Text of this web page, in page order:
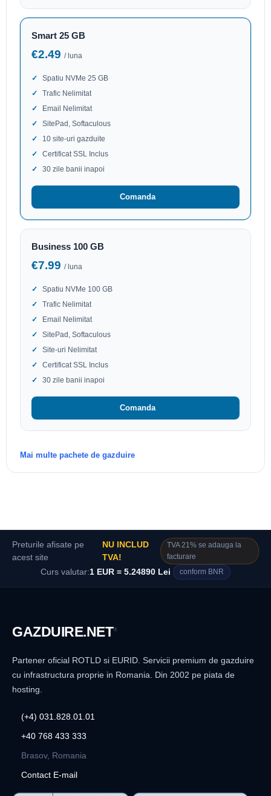
Smart 25 GB
€2.49 / luna
Spatiu NVMe 25 GB
Trafic Nelimitat
Email Nelimitat
SitePad, Softaculous
10 site-uri gazduite
Certificat SSL Inclus
30 zile banii inapoi
Comanda
Business 100 GB
€7.99 / luna
Spatiu NVMe 100 GB
Trafic Nelimitat
Email Nelimitat
SitePad, Softaculous
Site-uri Nelimitat
Certificat SSL Inclus
30 zile banii inapoi
Comanda
Mai multe pachete de gazduire
Preturile afisate pe
acest site
NU INCLUD
TVA!
TVA 21% se adauga la
facturare
Curs valutar:1 EUR = 5.24890 Lei conform BNR
GAZDUIRE.NET®
Partener oficial ROTLD si EURID. Servicii premium de gazduire
cu infrastructura proprie in Romania. Din 2002 pe piata de
hosting.
(+4) 031.828.01.01
+40 768 433 333
Brasov, Romania
Contact E-mail